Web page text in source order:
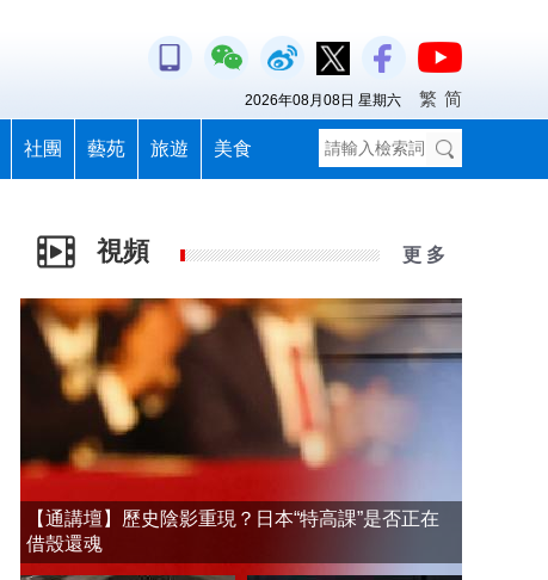
社團 藝苑 旅遊 美食
2026年08月08日 星期六 繁 简
視頻 更 多
【通講壇】歷史陰影重現？日本“特高課”是否正在
借殼還魂